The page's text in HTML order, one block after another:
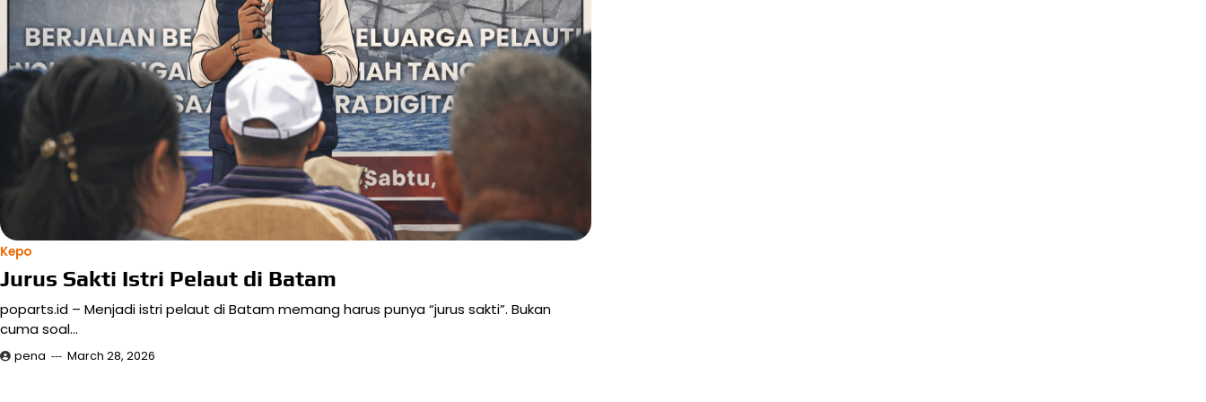
Kepo
Jurus Sakti Istri Pelaut di Batam
poparts.id – Menjadi istri pelaut di Batam memang harus punya “jurus sakti”. Bukan
cuma soal…
pena March 28, 2026